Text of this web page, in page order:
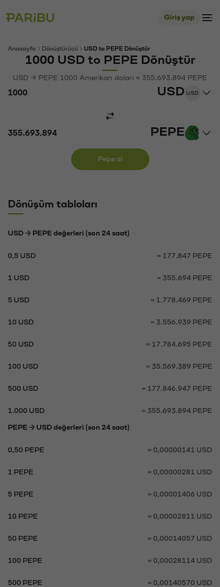
Giriş yap
Anasayfa Dönüştürücü USD to PEPE Dönüştür
1000 USD to PEPE Dönüştür
USD → PEPE 1000 Amerikan doları ≈ 355.693.894 PEPE
USD USD
PEPE
Pepe al
Dönüşüm tabloları
USD → PEPE değerleri (son 24 saat)
0,5 USD = 177.847 PEPE
1 USD = 355.694 PEPE
5 USD = 1.778.469 PEPE
10 USD = 3.556.939 PEPE
50 USD = 17.784.695 PEPE
100 USD = 35.569.389 PEPE
500 USD = 177.846.947 PEPE
1.000 USD = 355.693.894 PEPE
PEPE → USD değerleri (son 24 saat)
0,50 PEPE = 0,00000141 USD
1 PEPE = 0,00000281 USD
5 PEPE = 0,00001406 USD
10 PEPE = 0,00002811 USD
50 PEPE = 0,00014057 USD
100 PEPE = 0,00028114 USD
500 PEPE = 0,00140570 USD